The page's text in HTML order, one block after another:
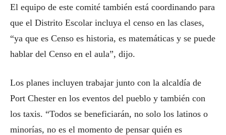
El equipo de este comité también está coordinando para
que el Distrito Escolar incluya el censo en las clases,
“ya que es Censo es historia, es matemáticas y se puede
hablar del Censo en el aula”, dijo.
Los planes incluyen trabajar junto con la alcaldía de
Port Chester en los eventos del pueblo y también con
los taxis. “Todos se beneficiarán, no solo los latinos o
minorías, no es el momento de pensar quién es